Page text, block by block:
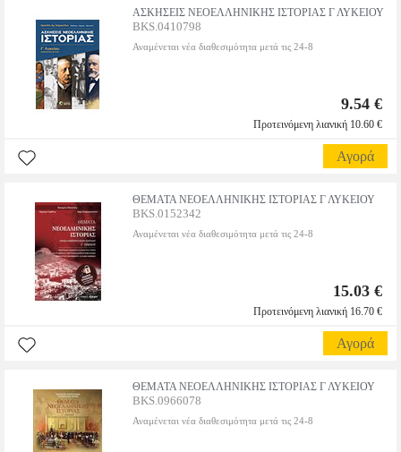
ΑΣΚΗΣΕΙΣ ΝΕΟΕΛΛΗΝΙΚΗΣ ΙΣΤΟΡΙΑΣ Γ ΛΥΚΕΙΟΥ
BKS.0410798
Αναμένεται νέα διαθεσιμότητα μετά τις 24-8
9.54 €
Προτεινόμενη λιανική 10.60 €
Αγορά
ΘΕΜΑΤΑ ΝΕΟΕΛΛΗΝΙΚΗΣ ΙΣΤΟΡΙΑΣ Γ ΛΥΚΕΙΟΥ
BKS.0152342
Αναμένεται νέα διαθεσιμότητα μετά τις 24-8
15.03 €
Προτεινόμενη λιανική 16.70 €
Αγορά
ΘΕΜΑΤΑ ΝΕΟΕΛΛΗΝΙΚΗΣ ΙΣΤΟΡΙΑΣ Γ ΛΥΚΕΙΟΥ
BKS.0966078
Αναμένεται νέα διαθεσιμότητα μετά τις 24-8